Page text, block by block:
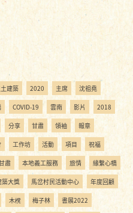
建築 2020 主席 沈祖堯
COVID-19 雲南 影片 2018
分享 甘肅 領袖 報章
工作坊 活動 項目 祝福
肅 本地義工服務 旅情 緣繫心橋
築大獎 馬岔村民活動中心 年度回顧
木櫈 梅子林 書展2022